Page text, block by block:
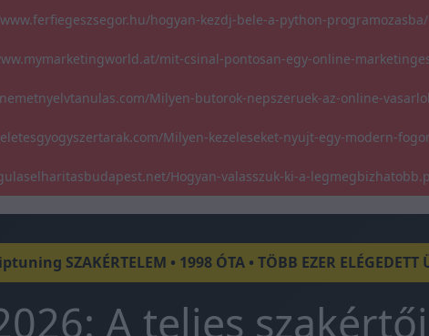
hogyan-kezdj-bele-a-python-programozasba/
mit-csinal-pontosan-egy-online-
Milyen-butorok-nepszeruek-az-online-
Milyen-kezeleseket-nyujt-egy-modern-
Hogyan-valasszuk-ki-a-
SZAKÉRTELEM • 1998 ÓTA • TÖBB EZER ELÉGEDETT
A teljes